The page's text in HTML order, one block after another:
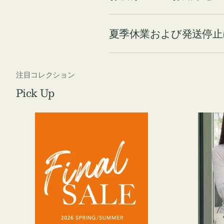
夏季休業および発送停
注目コレクション
Pick Up